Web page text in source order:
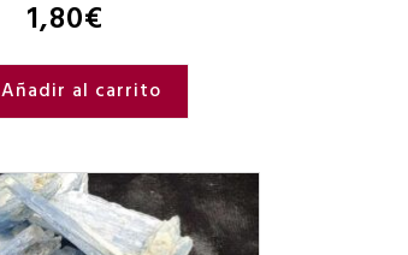
1,80€
Añadir al carrito